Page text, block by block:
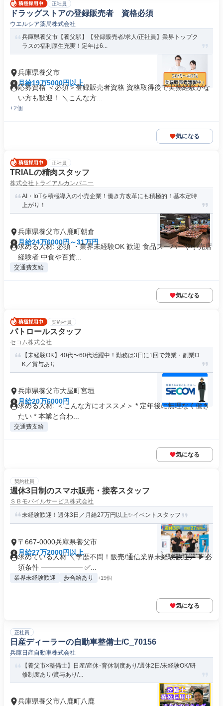
正社員
ドラッグストアの登録販売者 資格必須
ウエルシア薬局株式会社
兵庫県養父市【養父駅】【登録販売者/求人/正社員】業界トップク
ラスの福利厚生充実！定年は6...
兵庫県養父市
月給19万5000円以上
応募資格 ＜必須＞登録販売者資格 資格取得後で実務経験がな
い方も歓迎！ ＼こんな方...
+2個
気になる
正社員
TRIALの精肉スタッフ
株式会社トライアルカンパニー
AI・IoTを積極導入の小売企業！働き方改革にも積極的！基本定時
上がり！
兵庫県養父市八鹿町朝倉
月給24万6000円～31万円
求める人材: 必須 ・業界未経験OK 歓迎 食品スーパーや小売店
経験者 中食や百貨...
交通費支給
気になる
契約社員
パトロールスタッフ
セコム株式会社
【未経験OK】40代〜60代活躍中！勤務は3日に1回で兼業・副業O
K／賞与あり
兵庫県養父市大屋町宮垣
月給20万6000円
求める人材: ＜こんな方にオススメ＞ * 定年後に無理なく働き
たい * 本業と合わ...
交通費支給
気になる
契約社員
週休3日制のスマホ販売・接客スタッフ
ＳＢモバイルサービス株式会社
未経験歓迎！週休3日／月給27万円以上✨イベントスタッフ
〒667-0000兵庫県養父市
月給27万2000円以上
求めている人材 ＼学歴不問！販売/通信業界未経験歓迎／ ▶必
須条件 ━━━━━━ ✅...
業界未経験歓迎 歩合給あり +19個
気になる
正社員
日産ディーラーの自動車整備士/C_70156
兵庫日産自動車株式会社
【養父市×整備士】日産/産休･育休制度あり/週休2日/未経験OK/研
修制度あり/賞与あり/...
兵庫県養父市八鹿町八鹿